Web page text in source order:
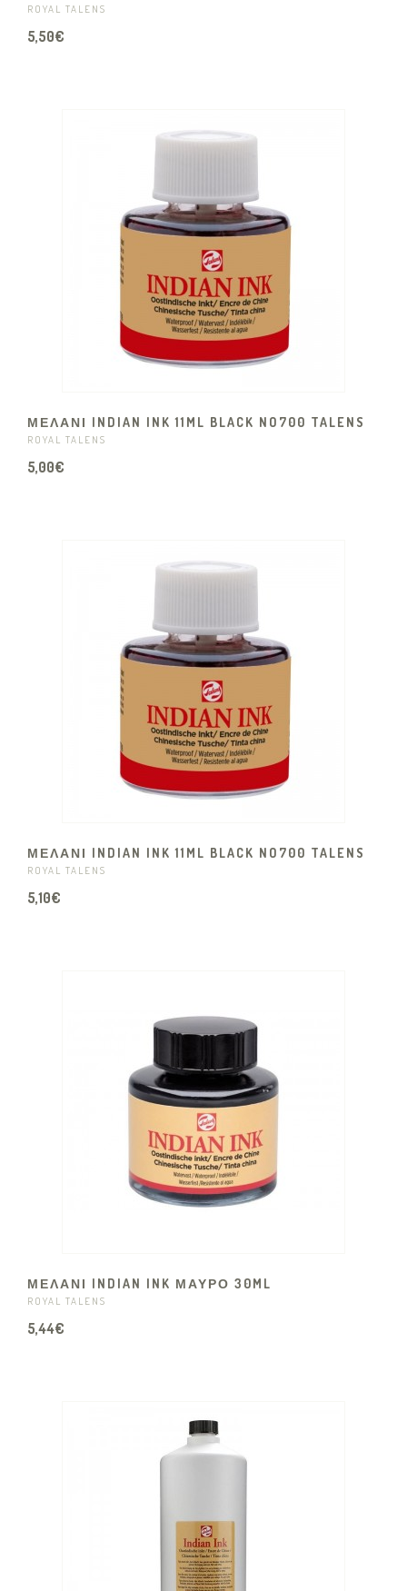
ROYAL TALENS
5,50€
ΜΕΛΑΝΙ INDIAN INK 11ML BLACK NO700 TALENS
ROYAL TALENS
5,00€
ΜΕΛΑΝΙ INDIAN INK 11ML BLACK NO700 TALENS
ROYAL TALENS
5,10€
ΜΕΛΑΝΙ INDIAN INK ΜΑΥΡΟ 30ML
ROYAL TALENS
5,44€